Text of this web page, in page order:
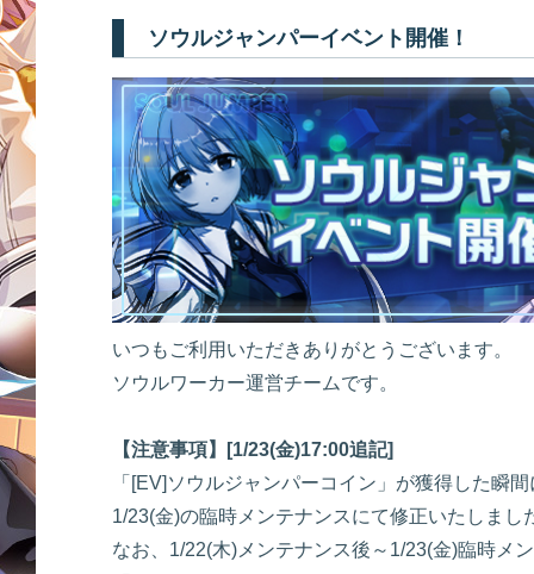
ソウルジャンパーイベント開催！
いつもご利用いただきありがとうございます。
ソウルワーカー運営チームです。
【注意事項】[1/23(金)17:00追記]
「[EV]ソウルジャンパーコイン」が獲得した瞬
1/23(金)の臨時メンテナンスにて修正いたしまし
なお、1/22(木)メンテナンス後～1/23(金)臨時メ